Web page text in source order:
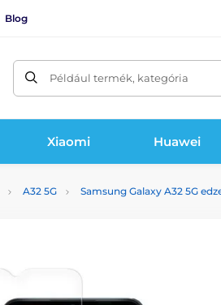
Blog
Például termék, kategória
Xiaomi Huawei
A32 5G Samsung Galaxy A32 5G